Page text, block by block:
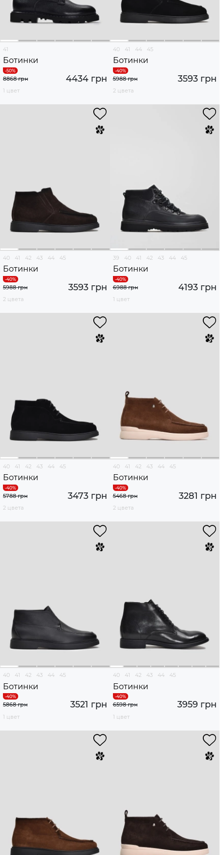
41
Ботинки
4434 грн
8868 грн
1 цвет
40 41 44 45
Ботинки
3593 грн
5988 грн
2 цвета
40 41 42 43 44 45
Ботинки
3593 грн
5988 грн
2 цвета
39 40 41 42 43 44 45
Ботинки
4193 грн
6988 грн
1 цвет
40 41 42 43 44 45
Ботинки
3473 грн
5788 грн
2 цвета
40 41 42 43 44 45
Ботинки
3281 грн
5468 грн
2 цвета
40 41 42 43 44 45
Ботинки
3521 грн
5868 грн
1 цвет
40 41 42 43 44 45
Ботинки
3959 грн
6598 грн
1 цвет